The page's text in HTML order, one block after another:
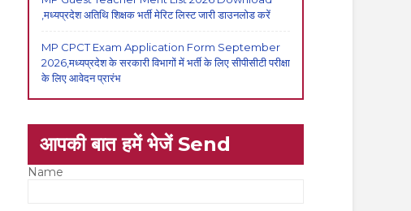
,मध्यप्रदेश अतिथि शिक्षक भर्ती मेरिट लिस्ट जारी डाउनलोड करें
MP CPCT Exam Application Form September
2026,मध्यप्रदेश के सरकारी विभागों में भर्ती के लिए सीपीसीटी परीक्षा
के लिए आवेदन प्रारंभ
आपकी बात हमें भेजें Send
Name